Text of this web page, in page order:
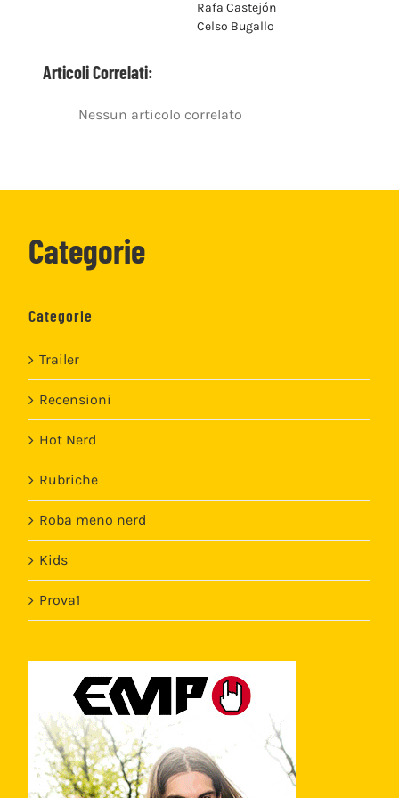
Rafa Castejón
Celso Bugallo
Articoli Correlati:
Nessun articolo correlato
Categorie
Categorie
Trailer
Recensioni
Hot Nerd
Rubriche
Roba meno nerd
Kids
Prova1